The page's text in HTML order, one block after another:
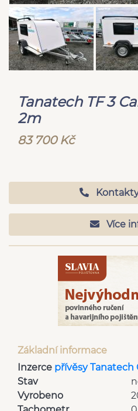
Tanatech TF 3
2m
83 700 Kč
Více
Základní informace
Inzerce přívěsy Tanatech
Stav
Vyrobeno